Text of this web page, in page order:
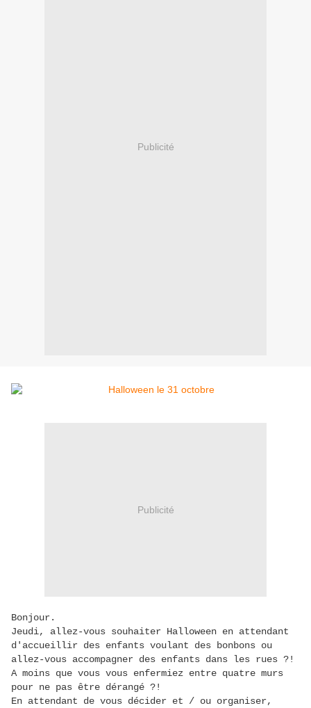
Publicité
Publicité
Bonjour.
Jeudi, allez-vous souhaiter Halloween en attendant
d'accueillir des enfants voulant des bonbons ou
allez-vous accompagner des enfants dans les rues ?!
A moins que vous vous enfermiez entre quatre murs
pour ne pas être dérangé ?!
En attendant de vous décider et / ou organiser,